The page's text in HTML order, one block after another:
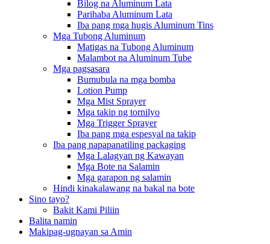
Bilog na Aluminum Lata
Parihaba Aluminum Lata
Iba pang mga hugis Aluminum Tins
Mga Tubong Aluminum
Matigas na Tubong Aluminum
Malambot na Aluminum Tube
Mga pagsasara
Bumubula na mga bomba
Lotion Pump
Mga Mist Sprayer
Mga takip ng tornilyo
Mga Trigger Sprayer
Iba pang mga espesyal na takip
Iba pang napapanatiling packaging
Mga Lalagyan ng Kawayan
Mga Bote na Salamin
Mga garapon ng salamin
Hindi kinakalawang na bakal na bote
Sino tayo?
Bakit Kami Piliin
Balita namin
Makipag-ugnayan sa Amin